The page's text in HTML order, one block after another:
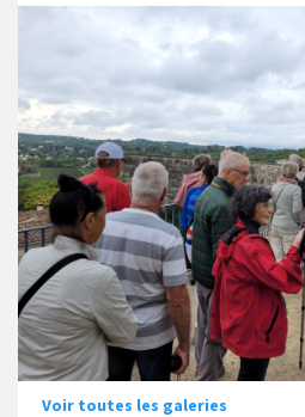
Voir toutes les galeries